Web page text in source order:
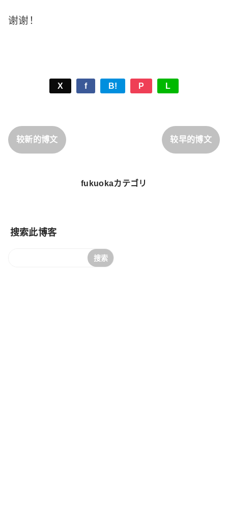
谢谢！
X f B! P L
较新的博文 较早的博文
fukuokaカテゴリ
搜索此博客